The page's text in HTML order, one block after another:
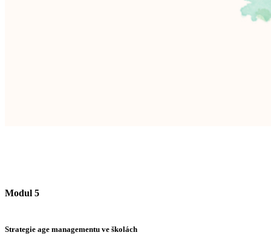
Modul 5
Strategie age managementu ve školách